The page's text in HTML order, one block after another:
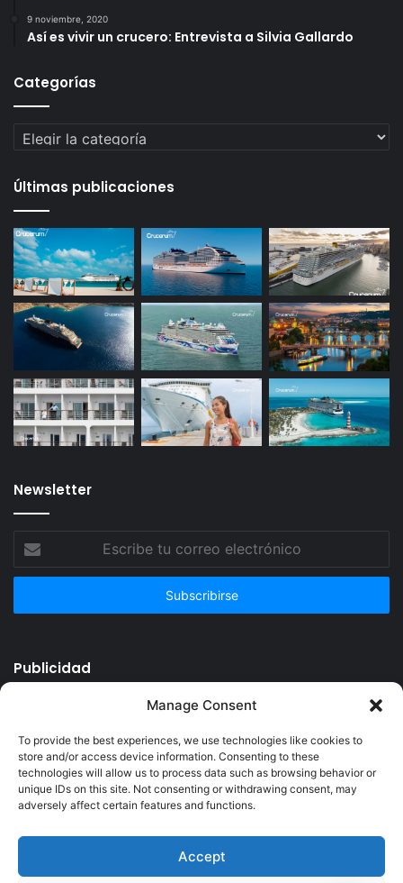
Manage Consent
To provide the best experiences, we use technologies like cookies to
store and/or access device information. Consenting to these
technologies will allow us to process data such as browsing behavior or
unique IDs on this site. Not consenting or withdrawing consent, may
adversely affect certain features and functions.
Accept
9 noviembre, 2020
Así es vivir un crucero: Entrevista a Silvia Gallardo
Categorías
Categorías
Últimas publicaciones
Newsletter
correo
Publicidad
© Copyright 2026, Todos los derechos reservados @Crucerum |